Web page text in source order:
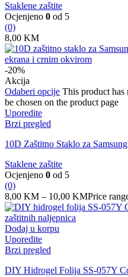
Staklene zaštite
Ocjenjeno 0 od 5
(0)
8,00 KM
-20%
Akcija
Odaberi opcije This product has
be chosen on the product page
Uporedite
Brzi pregled
10D Zaštitno Staklo za
Staklene zaštite
Ocjenjeno 0 od 5
(0)
8,00 KM – 10,00 KMPrice
Dodaj u korpu
Uporedite
Brzi pregled
DIY Hidrogel Folija SS-057Y